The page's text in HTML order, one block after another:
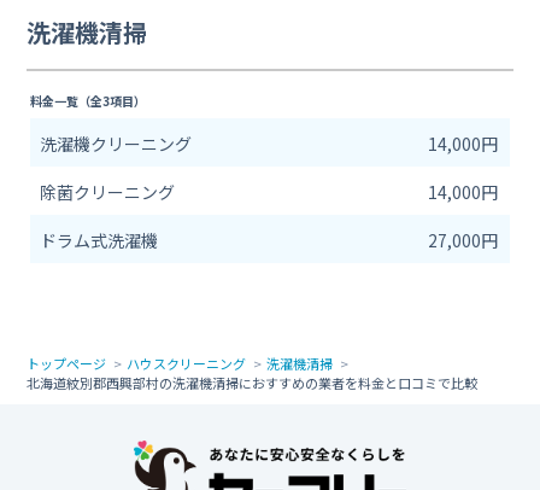
洗濯機清掃
料金一覧（全3項目）
洗濯機クリーニング
14,000円
除菌クリーニング
14,000円
ドラム式洗濯機
27,000円
トップページ ハウスクリーニング
洗濯機清掃
北海道紋別郡西興部村の洗濯機清掃におすすめの業者を料金と口コミで比較